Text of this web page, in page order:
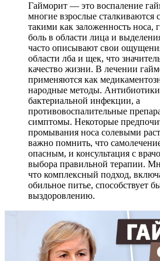
Гайморит — это воспаление
многие взрослые сталкиваются
такими как заложенность носа,
боль в области лица и
часто описывают свои
области лба и щек, что
качество жизни. В лечении
применяются как
народные методы.
бактериальной инфекции, а
противовоспалительные
симптомы. Некоторые
промывания носа солевыми
важно помнить, что
опасным, и консультация с
выбора правильной терапии.
что комплексный подход,
обильное питье, способствует
выздоровлению.